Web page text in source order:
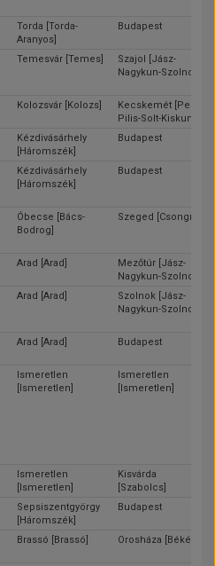
Torda [Torda-
Aranyos]
Budapest
Temesvár [Temes]
Szajol [Jász-
Nagykun-Szolnok]
Kolozsvár [Kolozs]
Kecskemét [Pest-
Pilis-Solt-Kiskun]
Kézdivásárhely
[Háromszék]
Budapest
Kézdivásárhely
[Háromszék]
Budapest
Óbecse [Bács-
Bodrog]
Szeged [Csongrád]
Arad [Arad]
Mezőtúr [Jász-
Nagykun-Szolnok]
Arad [Arad]
Szolnok [Jász-
Nagykun-Szolnok]
Arad [Arad] Budapest
Ismeretlen
[Ismeretlen]
Ismeretlen
[Ismeretlen]
Ismeretlen
[Ismeretlen]
Kisvárda
[Szabolcs]
Sepsiszentgyörgy
[Háromszék]
Budapest
Brassó [Brassó] Orosháza [Békés]